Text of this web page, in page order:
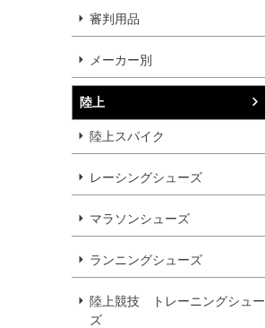
審判用品
メーカー別
陸上
陸上スパイク
レーシングシューズ
マラソンシューズ
ランニングシューズ
陸上競技 トレーニングシュー
ズ